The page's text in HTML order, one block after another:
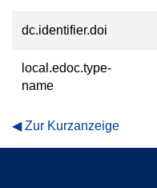
dc.identifier.doi
local.edoc.type-
name
Zur Kurzanzeige